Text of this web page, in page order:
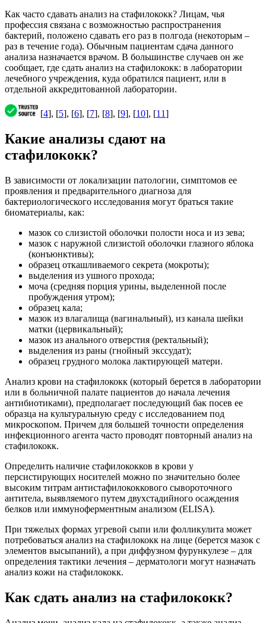
Как часто сдавать анализ на стафилококк? Лицам, чья
профессия связана с возможностью распространения
бактерий, положено сдавать его раз в полгода (некоторым –
раз в течение года). Обычным пациентам сдача данного
анализа назначается врачом. В большинстве случаев он же
сообщает, где сдать анализ на стафилококк: в лаборатории
лечебного учреждения, куда обратился пациент, или в
отдельной аккредитованной лаборатории.
[4], [5], [6], [7], [8], [9], [10], [11]
Какие анализы сдают на
стафилококк?
В зависимости от локализации патологии, симптомов ее
проявления и предварительного диагноза для
бактериологического исследования могут браться такие
биоматериалы, как:
мазок со слизистой оболочки полости носа и из зева;
мазок с наружной слизистой оболочки глазного яблока
(конъюнктивы);
образец откашливаемого секрета (мокроты);
выделения из ушного прохода;
моча (средняя порция урины, выделенной после
пробуждения утром);
образец кала;
мазок из влагалища (вагинальный), из канала шейки
матки (цервикальный);
мазок из анального отверстия (ректальный);
выделения из раны (гнойный экссудат);
образец грудного молока лактирующей матери.
Анализ крови на стафилококк (который берется в лаборатории
или в больничной палате пациентов до начала лечения
антибиотиками), предполагает последующий бак посев ее
образца на культуральную среду с исследованием под
микроскопом. Причем для большей точности определения
инфекционного агента часто проводят повторный анализ на
стафилококк.
Определить наличие стафилококков в крови у
персистирующих носителей можно по значительно более
высоким титрам антистафилококкового сывороточного
антитела, выявляемого путем двухстадийного осаждения
белков или иммуноферментным анализом (ELISA).
При тяжелых формах угревой сыпи или фолликулита может
потребоваться анализ на стафилококк на лице (берется мазок с
элементов высыпаний), а при диффузном фурункулезе – для
определения тактики лечения – дерматологи могут назначать
анализ кожи на стафилококк.
Как сдать анализ на стафилококк?